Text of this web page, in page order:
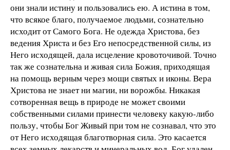
они знали истину и пользовались ею. А истина в том,
что всякое благо, получаемое людьми, сознательно
исходит от Самого Бога. Не одежда Христова, без
ведения Христа и без Его непосредственной силы, из
Него исходящей, дала исцеление кровоточивой. Точно
так же сознательна и живая сила Божия, приходящая
на помощь верным через мощи святых и иконы. Вера
Христова не знает ни магии, ни ворожбы. Никакая
сотворенная вещь в природе не может своими
собственными силами принести человеку какую-либо
пользу, чтобы Бог Живый при том не сознавал, что это
от Него исходящая благотворная сила. Это касается